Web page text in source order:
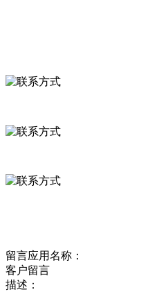
留言应用名称：
客户留言
描述：